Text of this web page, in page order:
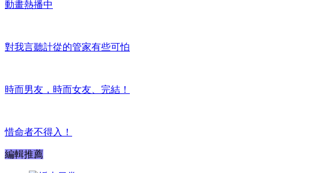
動畫熱播中
對我言聽計從的管家有些可怕
時而男友，時而女友、完結！
惜命者不得入！
編輯推薦